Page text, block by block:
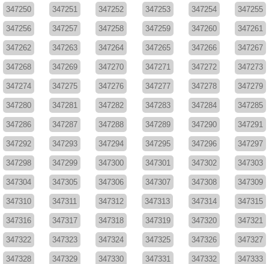
347250 347251 347252 347253 347254 347255
347256 347257 347258 347259 347260 347261
347262 347263 347264 347265 347266 347267
347268 347269 347270 347271 347272 347273
347274 347275 347276 347277 347278 347279
347280 347281 347282 347283 347284 347285
347286 347287 347288 347289 347290 347291
347292 347293 347294 347295 347296 347297
347298 347299 347300 347301 347302 347303
347304 347305 347306 347307 347308 347309
347310 347311 347312 347313 347314 347315
347316 347317 347318 347319 347320 347321
347322 347323 347324 347325 347326 347327
347328 347329 347330 347331 347332 347333